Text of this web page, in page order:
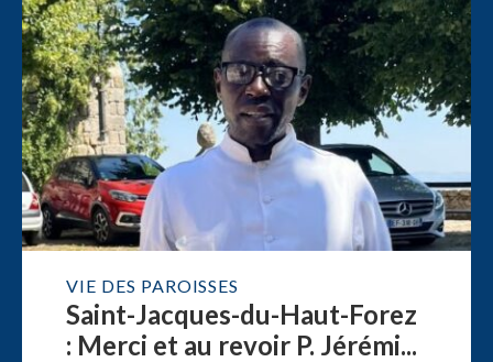
VIE DES PAROISSES
Saint-Jacques-du-Haut-Forez
: Merci et au revoir P. Jérémi...